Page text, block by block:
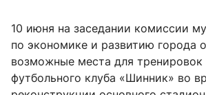
10 июня на заседании комиссии
по экономике и развитию города
возможные места для тренировок
футбольного клуба «Шинник» во